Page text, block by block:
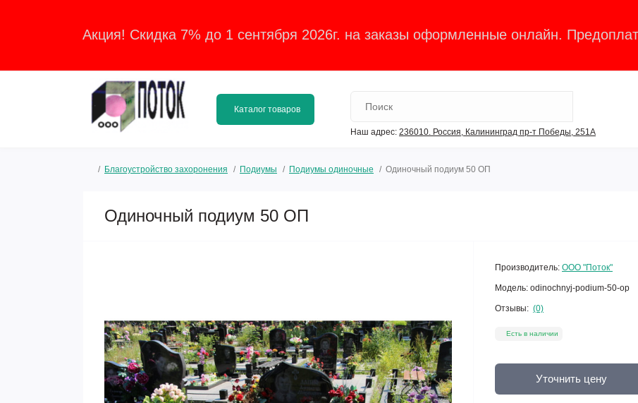
Акция! Скидка 7% до 1 сентября 2026г. на заказы оформленные онлайн.
Каталог товаров
Наш адрес: 236010. Россия, Калининград пр-т Победы, 251А
Благоустройство захоронения Подиумы Подиумы одиночные Одиночный подиум 50 ОП
Одиночный подиум 50 ОП
Производитель: ООО "Поток"
Модель: odinochnyj-podium-50-op
Отзывы: (0)
Есть в наличии
Уточнить цену